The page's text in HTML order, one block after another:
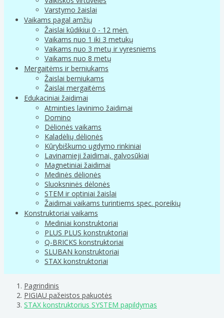
Varstymo žaislai
Vaikams pagal amžių
Žaislai kūdikiui 0 - 12 mėn.
Vaikams nuo 1 iki 3 metukų
Vaikams nuo 3 metų ir vyresniems
Vaikams nuo 8 metų
Mergaitėms ir berniukams
Žaislai berniukams
Žaislai mergaitėms
Edukaciniai žaidimai
Atminties lavinimo žaidimai
Domino
Dėlionės vaikams
Kaladėlių dėlionės
Kūrybiškumo ugdymo rinkiniai
Lavinamieji žaidimai, galvosūkiai
Magnetiniai žaidimai
Medinės dėlionės
Sluoksninės dėlonės
STEM ir optiniai žaislai
Žaidimai vaikams turintiems spec. poreikių
Konstruktoriai vaikams
Mediniai konstruktoriai
PLUS PLUS konstruktoriai
Q-BRICKS konstruktoriai
SLUBAN konstruktoriai
STAX konstruktoriai
Pagrindinis
PIGIAU pažeistos pakuotės
STAX konstruktorius SYSTEM papildymas